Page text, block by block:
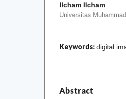
Ilcham Ilcham
Universitas
Keywords:digital
Abstract